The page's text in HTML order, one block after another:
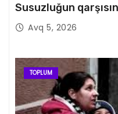
Susuzluğun
Avq 5, 2026
TOPLUM